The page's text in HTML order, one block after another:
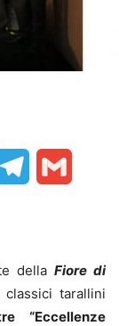
Telegram
della Fiore di
tarallini
“Eccellenze